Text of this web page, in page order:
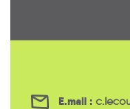
E.mail :